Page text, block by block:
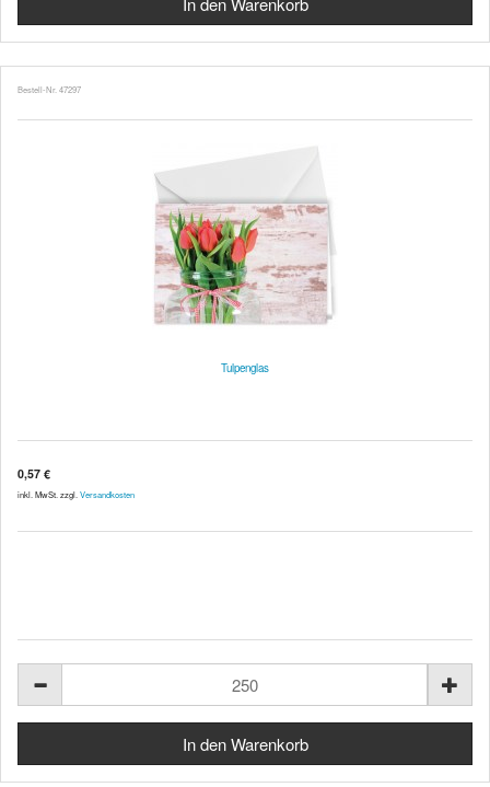
Bestell-Nr. 47297
Tulpenglas
0,57 €
inkl. MwSt. zzgl. Versandkosten